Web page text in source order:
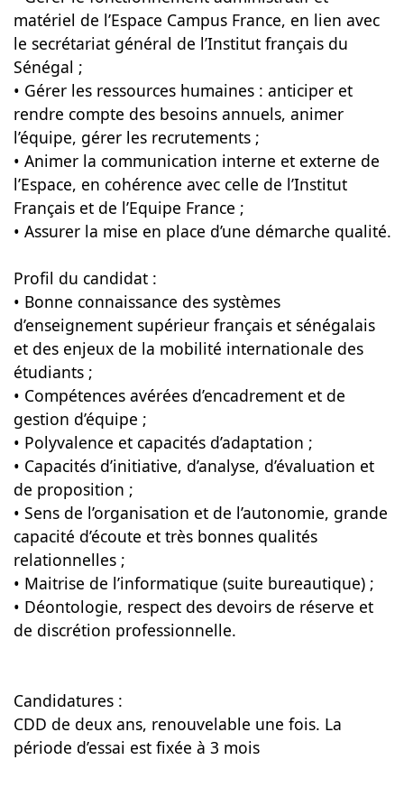
matériel de l’Espace Campus France, en lien avec
le secrétariat général de l’Institut français du
Sénégal ;
• Gérer les ressources humaines : anticiper et
rendre compte des besoins annuels, animer
l’équipe, gérer les recrutements ;
• Animer la communication interne et externe de
l’Espace, en cohérence avec celle de l’Institut
Français et de l’Equipe France ;
• Assurer la mise en place d’une démarche qualité.
Profil du candidat :
• Bonne connaissance des systèmes
d’enseignement supérieur français et sénégalais
et des enjeux de la mobilité internationale des
étudiants ;
• Compétences avérées d’encadrement et de
gestion d’équipe ;
• Polyvalence et capacités d’adaptation ;
• Capacités d’initiative, d’analyse, d’évaluation et
de proposition ;
• Sens de l’organisation et de l’autonomie, grande
capacité d’écoute et très bonnes qualités
relationnelles ;
• Maitrise de l’informatique (suite bureautique) ;
• Déontologie, respect des devoirs de réserve et
de discrétion professionnelle.
Candidatures :
CDD de deux ans, renouvelable une fois. La
période d’essai est fixée à 3 mois